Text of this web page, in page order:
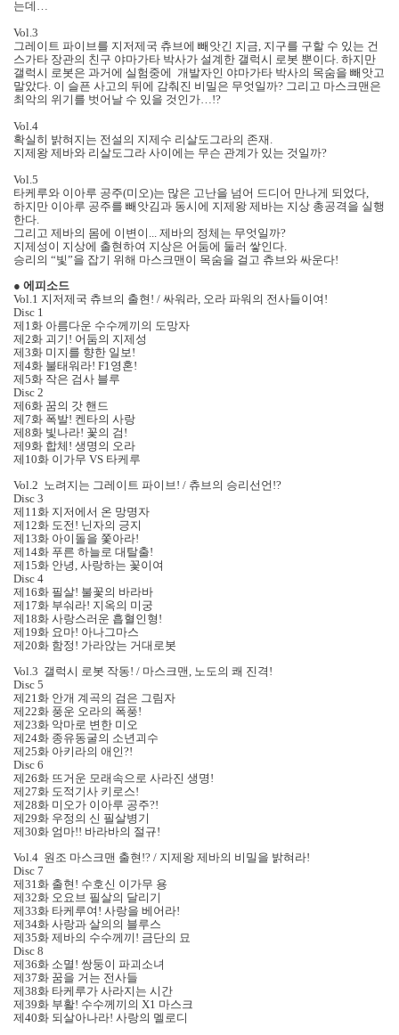
는데…
Vol.3
그레이트 파이브를 지저제국 츄브에 빼앗긴 지금, 지구를 구할 수 있는 건
스가타 장관의 친구 야마가타 박사가 설계한 갤럭시 로봇 뿐이다. 하지만
갤럭시 로봇은 과거에 실험중에 개발자인 야마가타 박사의 목숨을 빼앗고
말았다. 이 슬픈 사고의 뒤에 감춰진 비밀은 무엇일까? 그리고 마스크맨은
최악의 위기를 벗어날 수 있을 것인가…!?
Vol.4
확실히 밝혀지는 전설의 지제수 리살도그라의 존재.
지제왕 제바와 리살도그라 사이에는 무슨 관계가 있는 것일까?
Vol.5
타케루와 이아루 공주(미오)는 많은 고난을 넘어 드디어 만나게 되었다,
하지만 이아루 공주를 빼앗김과 동시에 지제왕 제바는 지상 총공격을 실행
한다.
그리고 제바의 몸에 이변이... 제바의 정체는 무엇일까?
지제성이 지상에 출현하여 지상은 어둠에 둘러 쌓인다.
승리의 “빛”을 잡기 위해 마스크맨이 목숨을 걸고 츄브와 싸운다!
● 에피소드
Vol.1 지저제국 츄브의 출현! / 싸워라, 오라 파워의 전사들이여!
Disc 1
제1화 아름다운 수수께끼의 도망자
제2화 괴기! 어둠의 지제성
제3화 미지를 향한 일보!
제4화 불태워라! F1영혼!
제5화 작은 검사 블루
Disc 2
제6화 꿈의 갓 핸드
제7화 폭발! 켄타의 사랑
제8화 빛나라! 꽃의 검!
제9화 합체! 생명의 오라
제10화 이가무 VS 타케루
Vol.2 노려지는 그레이트 파이브! / 츄브의 승리선언!?
Disc 3
제11화 지저에서 온 망명자
제12화 도전! 닌자의 긍지
제13화 아이돌을 쫓아라!
제14화 푸른 하늘로 대탈출!
제15화 안녕, 사랑하는 꽃이여
Disc 4
제16화 필살! 불꽃의 바라바
제17화 부숴라! 지옥의 미궁
제18화 사랑스러운 흡혈인형!
제19화 요마! 아나그마스
제20화 함정! 가라앉는 거대로봇
Vol.3 갤럭시 로봇 작동! / 마스크맨, 노도의 쾌 진격!
Disc 5
제21화 안개 계곡의 검은 그림자
제22화 풍운 오라의 폭풍!
제23화 악마로 변한 미오
제24화 종유동굴의 소년괴수
제25화 아키라의 애인?!
Disc 6
제26화 뜨거운 모래속으로 사라진 생명!
제27화 도적기사 키로스!
제28화 미오가 이아루 공주?!
제29화 우정의 신 필살병기
제30화 엄마!! 바라바의 절규!
Vol.4 원조 마스크맨 출현!? / 지제왕 제바의 비밀을 밝혀라!
Disc 7
제31화 출현! 수호신 이가무 용
제32화 오요브 필살의 달리기
제33화 타케루여! 사랑을 베어라!
제34화 사랑과 살의의 블루스
제35화 제바의 수수께끼! 금단의 묘
Disc 8
제36화 소멸! 쌍둥이 파괴소녀
제37화 꿈을 거는 전사들
제38화 타케루가 사라지는 시간
제39화 부활! 수수께끼의 X1 마스크
제40화 되살아나라! 사랑의 멜로디